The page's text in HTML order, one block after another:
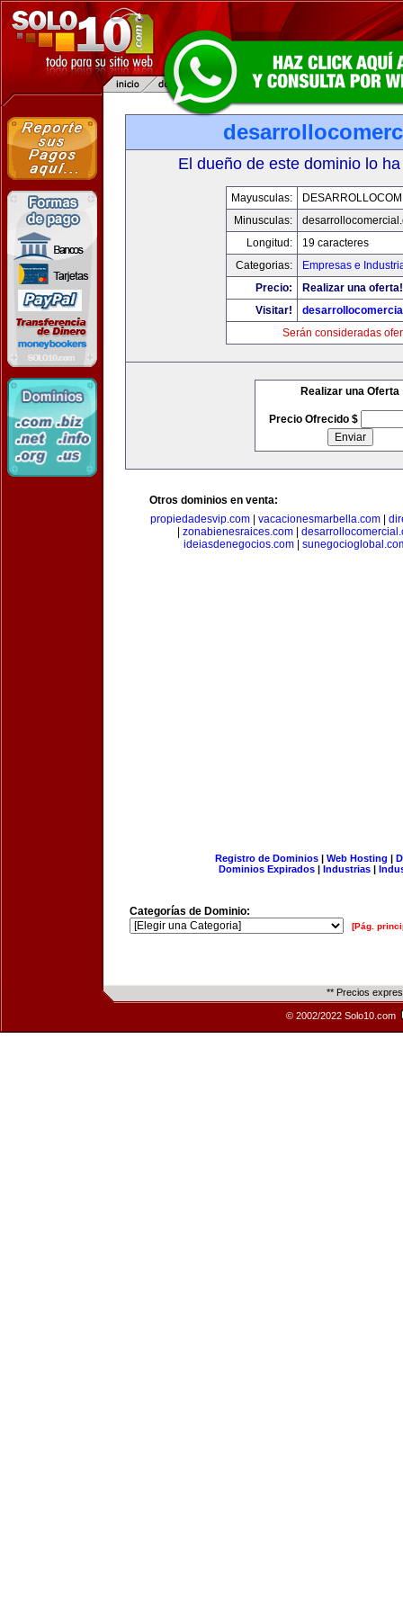
El dueño de este dominio lo
Mayusculas:
Minusculas:
Longitud:
19 caracteres
Categorias:
Empresas e
Precio:
Realizar una oferta!
Visitar!
Serán consideradas
Realizar una Oferta
Precio Ofrecido $
Otros dominios en venta:
propiedadesvip.com
vacacionesmarbella.com
zonabienesraices.com
ideiasdenegocios.com|
Registro de Dominios| Web Hosting |
Dominios Expirados | Industrias |
Categorías de Dominio:
[Pág.
** Precios
© 2002/2022 Solo10.com